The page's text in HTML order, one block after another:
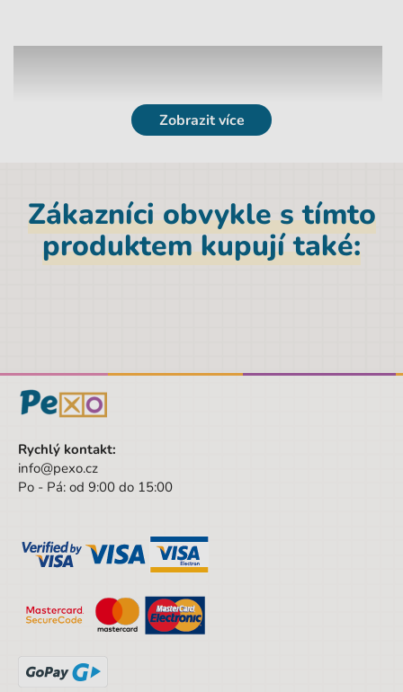
Zobrazit více
Zákazníci obvykle s tímto
produktem kupují také:
Rychlý kontakt:
info@pexo.cz
Po - Pá: od 9:00 do 15:00